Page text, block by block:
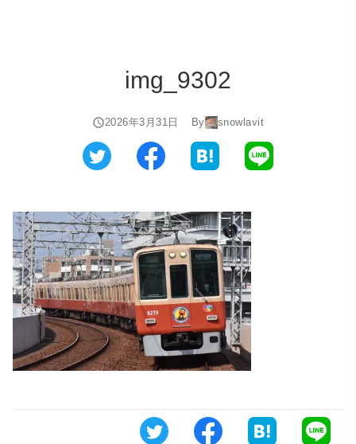
img_9302
2026年3月31日 By snowlavit